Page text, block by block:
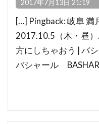
2017年7月13日 21:19
[…] Pingback: 岐阜
2017.10.5（木・昼
方にしちゃおう | バ
バシャール